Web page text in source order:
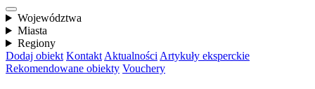
Województwa
Miasta
Regiony
Dodaj obiekt Kontakt Aktualności Artykuły eksperckie
Rekomendowane obiekty Vouchery